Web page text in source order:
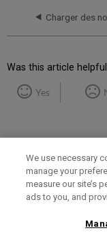
Was this article
Yes
Term of Use Privacy
We use necessary
manage your
measure our site’s
ads to you, and